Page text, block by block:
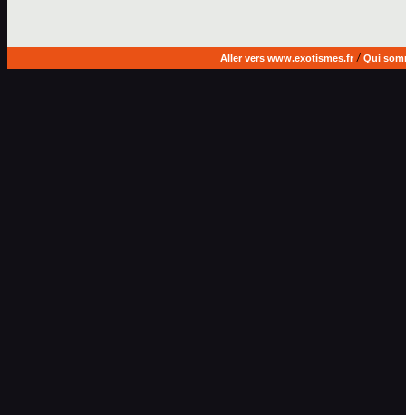
Aller vers www.exotismes.fr/ Qui